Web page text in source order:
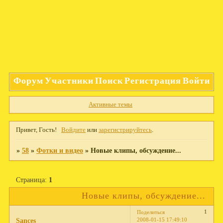
Форум Участники ПоискРегистрация Войти
Активные темы
Привет, Гость! Войдите илизарегистрируйтесь
» 58 » Фотки и видео » Новые клипы, обсуждение...
Новые клипы, обсуждение...
Страница: 1
Поделиться
1
2008-01-15 17:49:10
Sances